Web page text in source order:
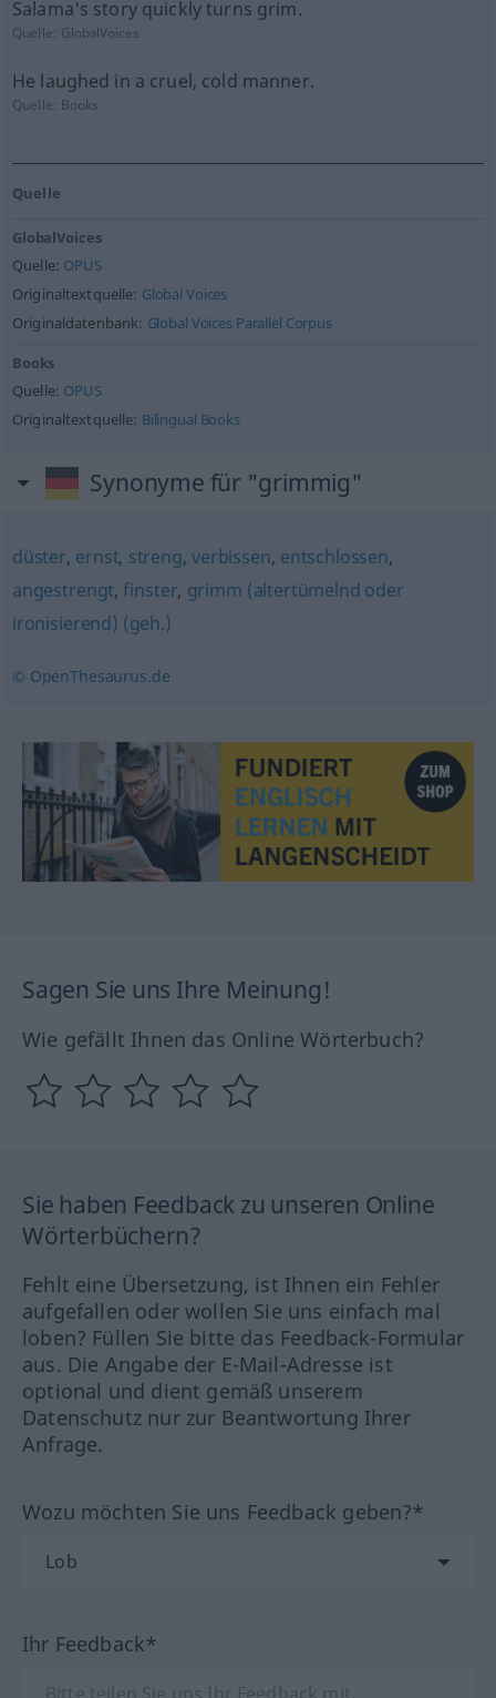
Salama's story quickly turns grim.
Quelle: GlobalVoices
He laughed in a cruel, cold manner.
Quelle: Books
Quelle
GlobalVoices
Quelle: OPUS
Originaltextquelle: Global Voices
Originaldatenbank: Global Voices Parallel Corpus
Books
Quelle: OPUS
Originaltextquelle: Bilingual Books
Synonyme für "grimmig"
düster, ernst, streng,verbissen, entschlossen,
angestrengt,finster, grimm (altertümelnd oder
ironisierend) (geh.)
© OpenThesaurus.de
Sagen Sie uns Ihre Meinung!
Wie gefällt Ihnen das Online Wörterbuch?
Sie haben Feedback zu unseren Online
Wörterbüchern?
Fehlt eine Übersetzung, ist Ihnen ein Fehler
aufgefallen oder wollen Sie uns einfach mal
loben? Füllen Sie bitte das Feedback-Formular
aus. Die Angabe der E-Mail-Adresse ist
optional und dient gemäß unserem
Datenschutz nur zur Beantwortung Ihrer
Anfrage.
Wozu möchten Sie uns Feedback geben?*
Ihr Feedback*